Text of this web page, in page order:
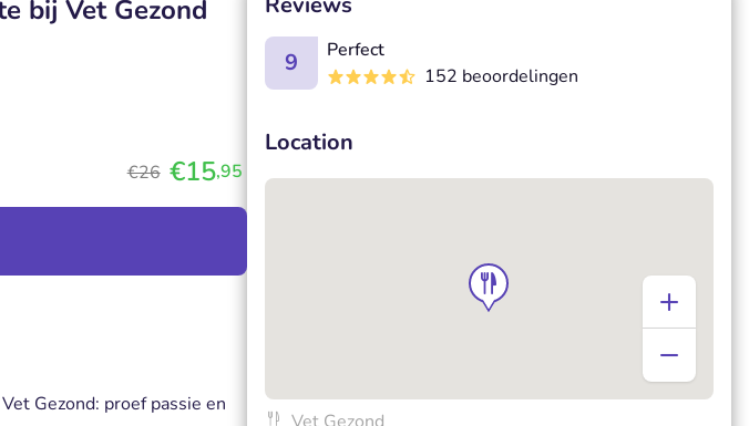
bij Vet Gezond
€26 €15,95
Gezond: proef passie en
9
Perfect
152 beoordelingen
Location